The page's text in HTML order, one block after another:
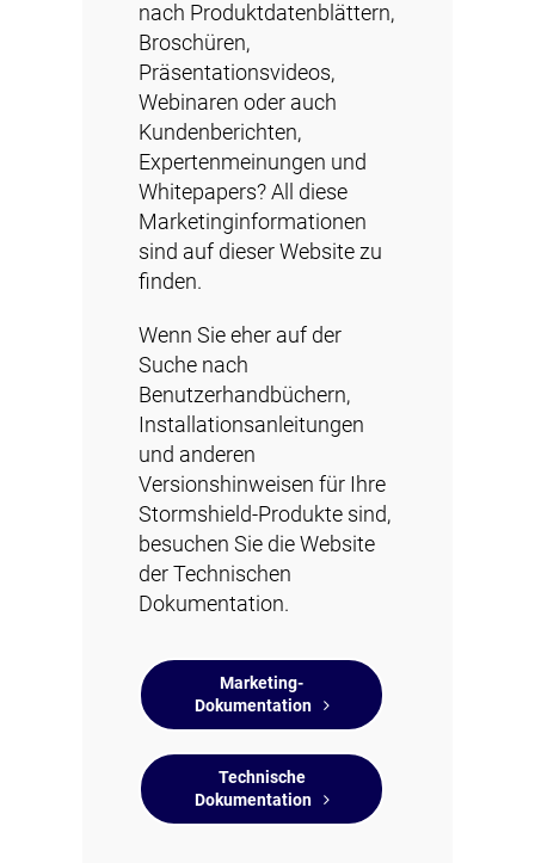
nach Produktdatenblättern,
Broschüren,
Präsentationsvideos,
Webinaren oder auch
Kundenberichten,
Expertenmeinungen und
Whitepapers? All diese
Marketinginformationen
sind auf dieser Website zu
finden.
Wenn Sie eher auf der
Suche nach
Benutzerhandbüchern,
Installationsanleitungen
und anderen
Versionshinweisen für Ihre
Stormshield-Produkte sind,
besuchen Sie die Website
der Technischen
Dokumentation.
Marketing-
Dokumentation
Technische
Dokumentation